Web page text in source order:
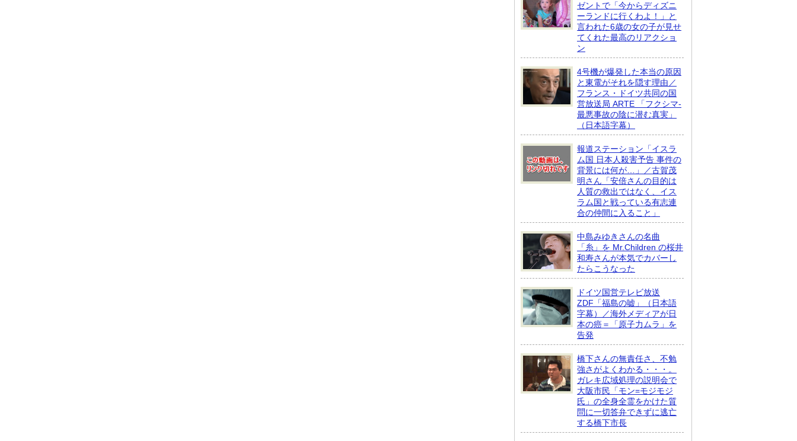
ゼントで「今からディズニ
ーランドに行くわよ！」と
言われた6歳の女の子が見せ
てくれた最高のリアクショ
ン
4号機が爆発した本当の原因
と東電がそれを隠す理由／
フランス・ドイツ共同の国
営放送局 ARTE 「フクシマ-
最悪事故の陰に潜む真実」
（日本語字幕）
報道ステーション「イスラ
ム国 日本人殺害予告 事件の
背景には何が…」／古賀茂
明さん「安倍さんの目的は
人質の救出ではなく、イス
ラム国と戦っている有志連
合の仲間に入ること」
中島みゆきさんの名曲
「糸」を Mr.Children の桜井
和寿さんが本気でカバーし
たらこうなった
ドイツ国営テレビ放送
ZDF「福島の嘘」（日本語
字幕）／海外メディアが日
本の癌＝「原子力ムラ」を
告発
橋下さんの無責任さ、不勉
強さがよくわかる・・・。
ガレキ広域処理の説明会で
大阪市民「モン=モジモジ
氏」の全身全霊をかけた質
問に一切答弁できずに逃亡
する橋下市長